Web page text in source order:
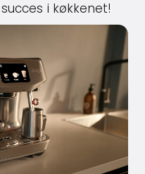
i køkkenet!